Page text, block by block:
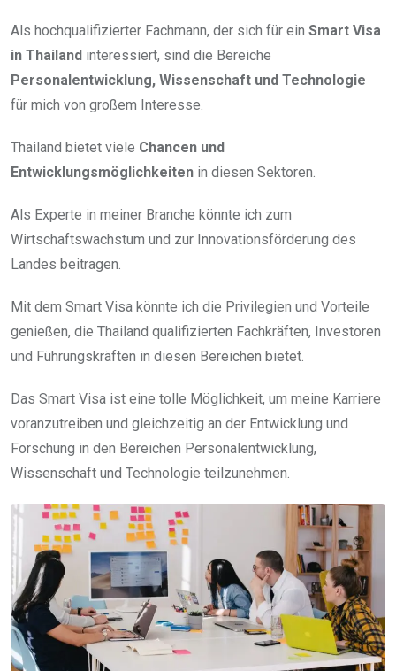
Als hochqualifizierter Fachmann, der sich für ein Smart Visa
in Thailand interessiert, sind die Bereiche
Personalentwicklung, Wissenschaft und Technologie
für mich von großem Interesse.
Thailand bietet viele Chancen und
Entwicklungsmöglichkeiten in diesen Sektoren.
Als Experte in meiner Branche könnte ich zum
Wirtschaftswachstum und zur Innovationsförderung des
Landes beitragen.
Mit dem Smart Visa könnte ich die Privilegien und Vorteile
genießen, die Thailand qualifizierten Fachkräften, Investoren
und Führungskräften in diesen Bereichen bietet.
Das Smart Visa ist eine tolle Möglichkeit, um meine Karriere
voranzutreiben und gleichzeitig an der Entwicklung und
Forschung in den Bereichen Personalentwicklung,
Wissenschaft und Technologie teilzunehmen.